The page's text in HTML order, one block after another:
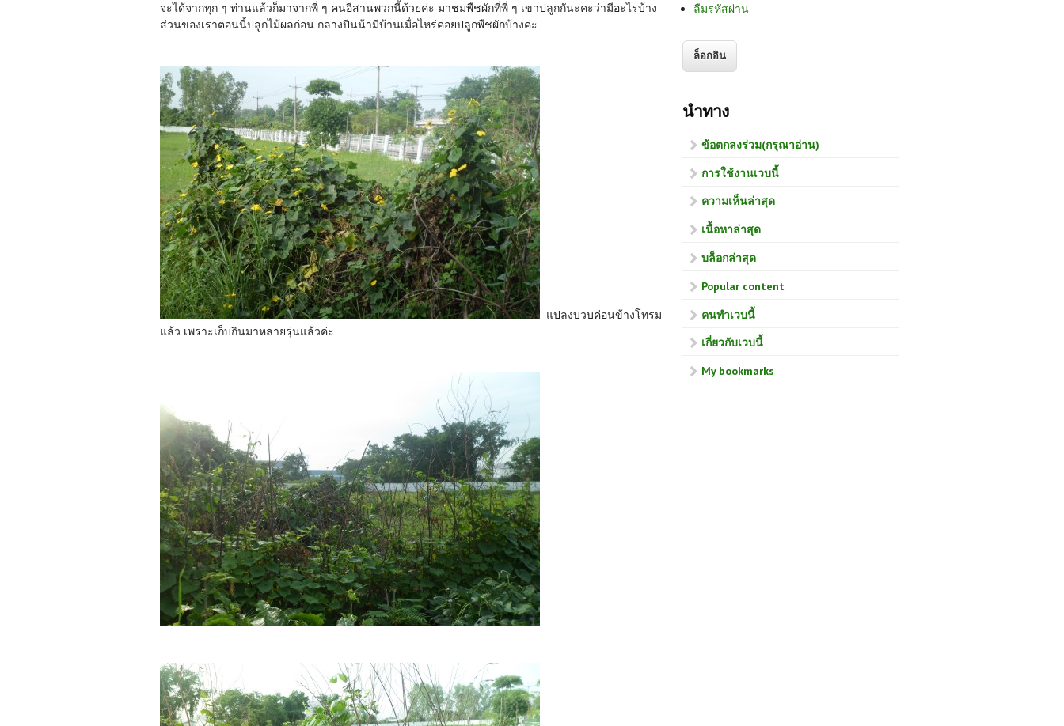
จะได้จากทุก ๆ ท่านแล้วก็มาจากพี่ ๆ คนอีสานพวกนี้ด้วยค่ะ มาชมพืชผักที่พี่ ๆ เขาปลูกกันะคะว่ามีอะไรบ้าง
ส่วนของเราตอนนี้ปลูกไม้ผลก่อน กลางปีนน้ามีบ้านเมื่อไหร่ค่อยปลูกพืชผักบ้างค่ะ
แปลงบวบค่อนข้างโทรม
แล้ว เพราะเก็บกินมาหลายรุ่นแล้วค่ะ
ลืมรหัสผ่าน
นำทาง
ข้อตกลงร่วม(กรุณาอ่าน)
การใช้งานเวบนี้
ความเห็นล่าสุด
เนื้อหาล่าสุด
บล็อกล่าสุด
Popular content
คนทำเวบนี้
เกี่ยวกับเวบนี้
My bookmarks